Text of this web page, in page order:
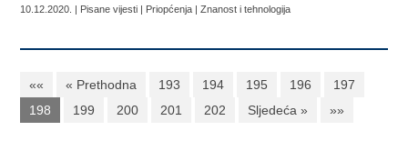
10.12.2020. | Pisane vijesti | Priopćenja | Znanost i tehnologija
«« « Prethodna 193 194 195 196
197
198
199 200 201 202 Sljedeća » »»